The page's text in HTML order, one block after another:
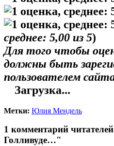
среднее: 5,00 из 5)
Для того чтобы
должны быть
пользователем
Загрузка...
Метки: Юлия Мендель
1 комментарий
Голливуде…"